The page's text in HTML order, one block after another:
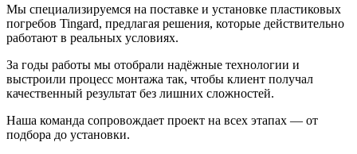
Мы специализируемся на поставке и установке пластиковых
погребов Tingard, предлагая решения, которые действительно
работают в реальных условиях.
За годы работы мы отобрали надёжные технологии и
выстроили процесс монтажа так, чтобы клиент получал
качественный результат без лишних сложностей.
Наша команда сопровождает проект на всех этапах — от
подбора до установки.